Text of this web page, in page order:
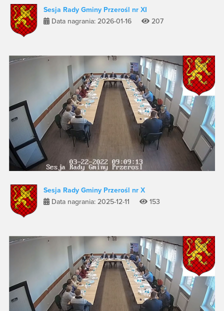
Sesja Rady Gminy Przerośl nr XI
Data nagrania: 2026-01-16
207
Sesja Rady Gminy Przerośl nr X
Data nagrania: 2025-12-11
153